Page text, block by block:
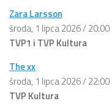
Zara Larsson
środa, 1 lipca 2026 / 20:00
TVP1 i TVP Kultura
The xx
środa, 1 lipca 2026 / 22:00
TVP Kultura